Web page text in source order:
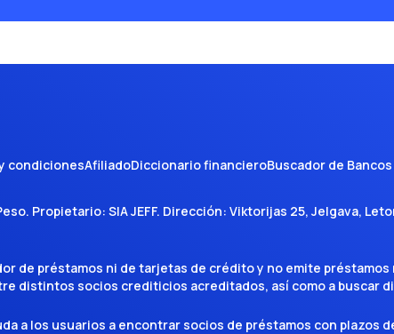
condicionesAfiliadoDiccionario financieroBuscador de
. Propietario: SIA JEFF. Dirección: Viktorijas 25, Jelgava,
de préstamos ni de tarjetas de crédito y no emite
distintos socios crediticios acreditados, así como a buscar
a los usuarios a encontrar socios de préstamos con plazos